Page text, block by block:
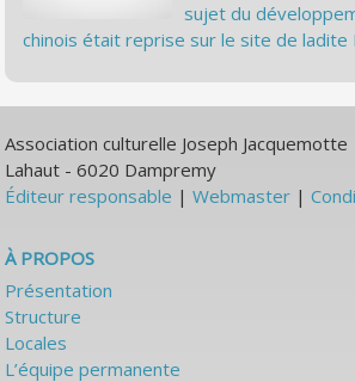
sujet du
chinois était reprise sur le site de ladite
Association culturelle Joseph Jacquemotte
Lahaut - 6020 Dampremy
Éditeur responsable |Webmaster |
À PROPOS
Présentation
Structure
Locales
L’équipe permanente